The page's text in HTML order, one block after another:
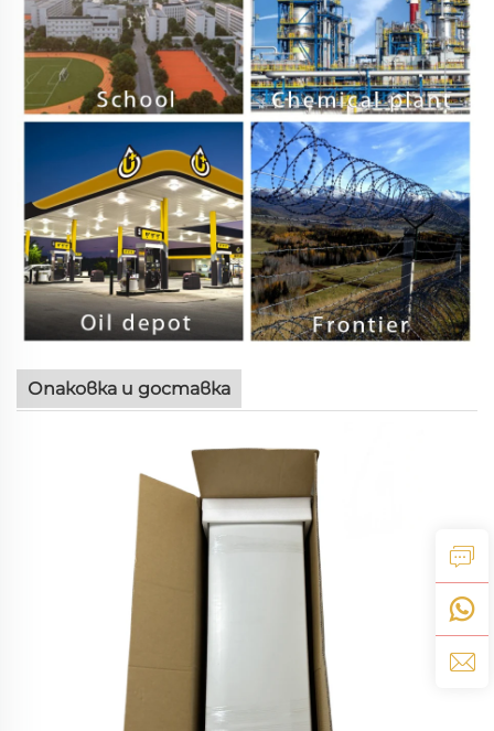
Опаковка и доставка